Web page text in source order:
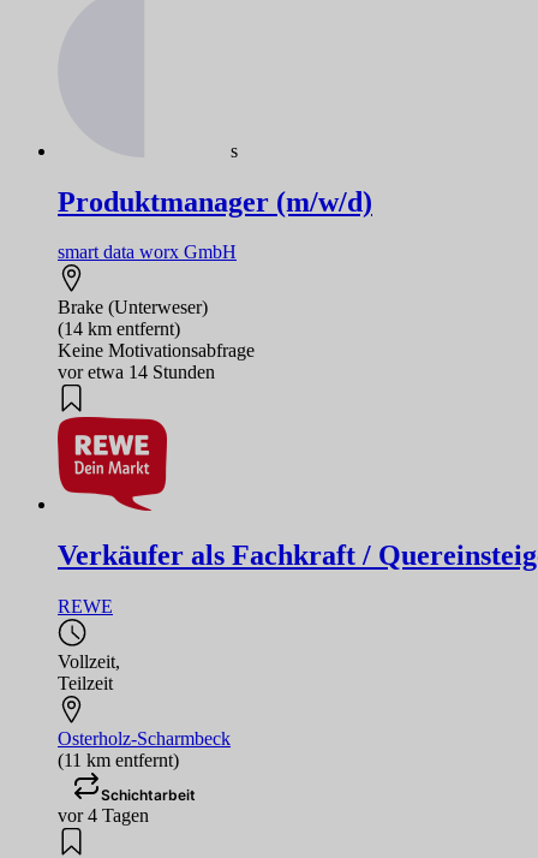
s
Produktmanager (m/w/d)
smart data worx GmbH
Brake (Unterweser)
(14 km entfernt)
Keine Motivationsabfrage
vor etwa 14 Stunden
Verkäufer als Fachkraft /
REWE
Vollzeit,
Teilzeit
Osterholz-Scharmbeck
(11 km entfernt)
Schichtarbeit
vor 4 Tagen